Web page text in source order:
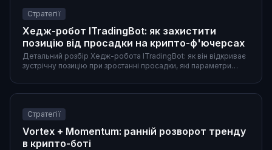
Стратегії
Хедж-робот ITradingBot: як захистити
позицію від просадки на крипто-ф'ючерсах
Детальний розбір Хедж-робота ITradingBot: як він відкриває
зустрічну позицію при зростанні просадки, які параметри
пробій Donchian), а також типові помилки і порівняння з
ручним хеджем.
Стратегії
Vortex + Momentum: ранній розворот тренду
в крипто-боті